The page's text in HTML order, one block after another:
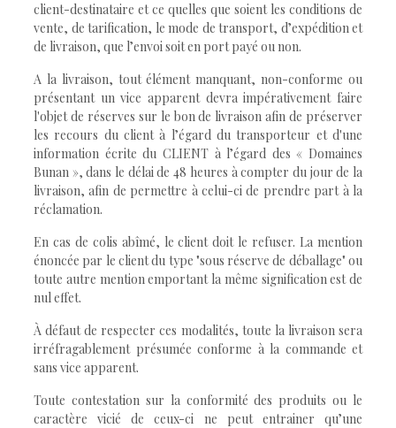
client-destinataire et ce quelles que soient les conditions de
vente, de tarification, le mode de transport, d’expédition et
de livraison, que l’envoi soit en port payé ou non.
A la livraison, tout élément manquant, non-conforme ou
présentant un vice apparent devra impérativement faire
l'objet de réserves sur le bon de livraison afin de préserver
les recours du client à l’égard du transporteur et d'une
information écrite du CLIENT à l’égard des « Domaines
Bunan », dans le délai de 48 heures à compter du jour de la
livraison, afin de permettre à celui-ci de prendre part à la
réclamation.
En cas de colis abîmé, le client doit le refuser. La mention
énoncée par le client du type "sous réserve de déballage" ou
toute autre mention emportant la même signification est de
nul effet.
À défaut de respecter ces modalités, toute la livraison sera
irréfragablement présumée conforme à la commande et
sans vice apparent.
Toute contestation sur la conformité des produits ou le
caractère vicié de ceux-ci ne peut entrainer qu’une